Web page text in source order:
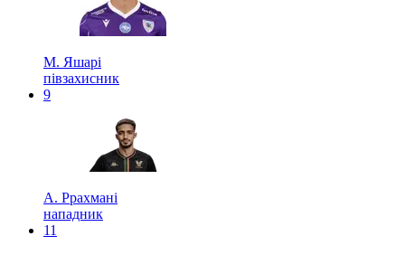
М. Яшарі
півзахисник
9
А. Ррахмані
нападник
11